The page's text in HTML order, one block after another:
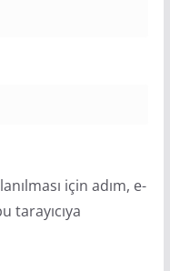
için adım, e-
tarayıcıya